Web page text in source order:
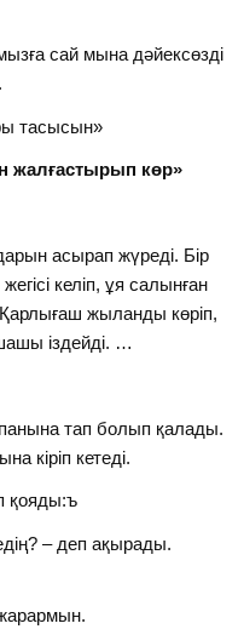
сай мына дәйексөзді
тасысын»
жалғастырып көр»
асырап жүреді. Бір
келіп, ұя салынған
жыланды көріп,
іздейді. …
тап болып қалады.
кіріп кетеді.
қояды:ъ
– деп ақырады.